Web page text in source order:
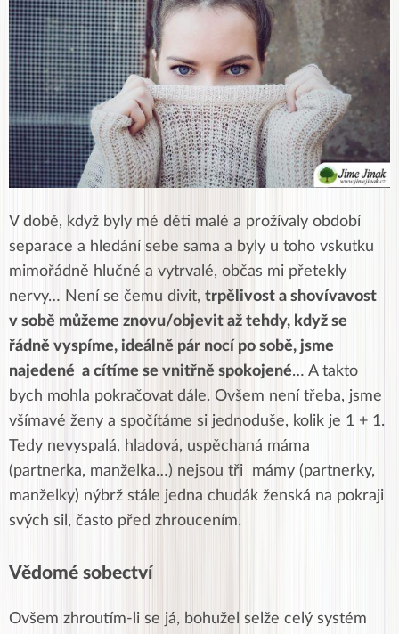
V době, když byly mé děti malé a prožívaly období
separace a hledání sebe sama a byly u toho vskutku
mimořádně hlučné a vytrvalé, občas mi přetekly
nervy… Není se čemu divit, trpělivost a shovívavost
v sobě můžeme znovu/objevit až tehdy, když se
řádně vyspíme, ideálně pár nocí po sobě, jsme
najedené a cítíme se vnitřně spokojené… A takto
bych mohla pokračovat dále. Ovšem není třeba, jsme
všímavé ženy a spočítáme si jednoduše, kolik je 1 + 1.
Tedy nevyspalá, hladová, uspěchaná máma
(partnerka, manželka…) nejsou tři mámy (partnerky,
manželky) nýbrž stále jedna chudák ženská na pokraji
svých sil, často před zhroucením.
Vědomé sobectví
Ovšem zhroutím-li se já, bohužel selže celý systém